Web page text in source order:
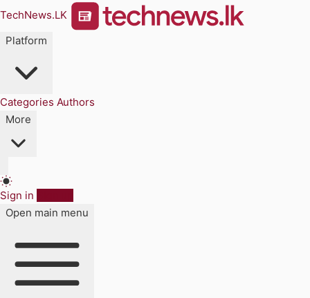
TechNews.LK
Platform
Categories Authors
More
Sign in
Open main menu